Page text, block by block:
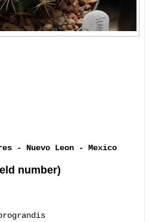
- Nuevo Leon - Mexico
number)